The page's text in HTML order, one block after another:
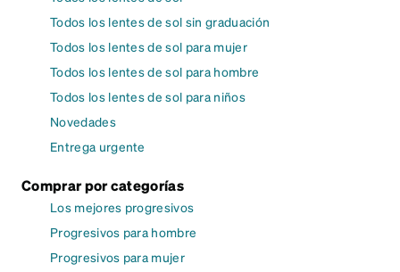
Todos los lentes de sol sin graduación
Todos los lentes de sol para mujer
Todos los lentes de sol para hombre
Todos los lentes de sol para niños
Novedades
Entrega urgente
Comprar por categorías
Los mejores progresivos
Progresivos para hombre
Progresivos para mujer